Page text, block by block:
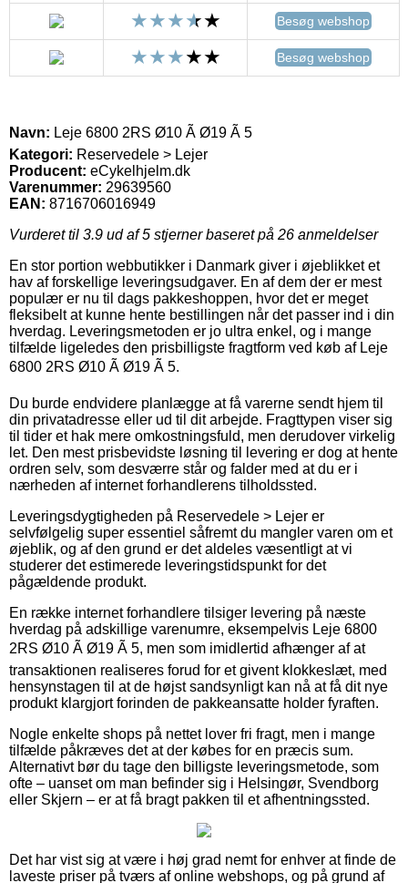
Besøg webshop
Besøg webshop
Navn: Leje 6800 2RS Ø10 Ã Ø19 Ã 5
Kategori: Reservedele > Lejer
Producent: eCykelhjelm.dk
Varenummer: 29639560
EAN: 8716706016949
Vurderet til 3.9 ud af 5 stjerner baseret på 26 anmeldelser
En stor portion webbutikker i Danmark giver i øjeblikket et
hav af forskellige leveringsudgaver. En af dem der er mest
populær er nu til dags pakkeshoppen, hvor det er meget
fleksibelt at kunne hente bestillingen når det passer ind i din
hverdag. Leveringsmetoden er jo ultra enkel, og i mange
tilfælde ligeledes den prisbilligste fragtform ved køb af Leje
6800 2RS Ø10 Ã Ø19 Ã 5.
Du burde endvidere planlægge at få varerne sendt hjem til
din privatadresse eller ud til dit arbejde. Fragttypen viser sig
til tider et hak mere omkostningsfuld, men derudover virkelig
let. Den mest prisbevidste løsning til levering er dog at hente
ordren selv, som desværre står og falder med at du er i
nærheden af internet forhandlerens tilholdssted.
Leveringsdygtigheden på Reservedele > Lejer er
selvfølgelig super essentiel såfremt du mangler varen om et
øjeblik, og af den grund er det aldeles væsentligt at vi
studerer det estimerede leveringstidspunkt for det
pågældende produkt.
En række internet forhandlere tilsiger levering på næste
hverdag på adskillige varenumre, eksempelvis Leje 6800
2RS Ø10 Ã Ø19 Ã 5, men som imidlertid afhænger af at
transaktionen realiseres forud for et givent klokkeslæt, med
hensynstagen til at de højst sandsynligt kan nå at få dit nye
produkt klargjort forinden de pakkeansatte holder fyraften.
Nogle enkelte shops på nettet lover fri fragt, men i mange
tilfælde påkræves det at der købes for en præcis sum.
Alternativt bør du tage den billigste leveringsmetode, som
ofte – uanset om man befinder sig i Helsingør, Svendborg
eller Skjern – er at få bragt pakken til et afhentningssted.
Det har vist sig at være i høj grad nemt for enhver at finde de
laveste priser på tværs af online webshops, og på grund af